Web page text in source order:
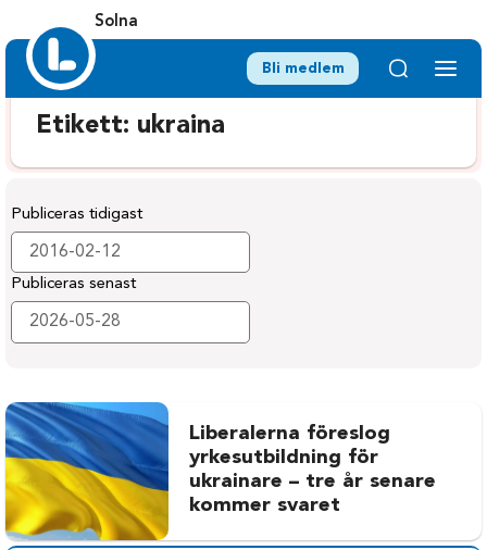
Solna
Bli medlem
Etikett: ukraina
Publiceras tidigast
Publiceras senast
Liberalerna föreslog
yrkesutbildning för
ukrainare – tre år senare
kommer svaret